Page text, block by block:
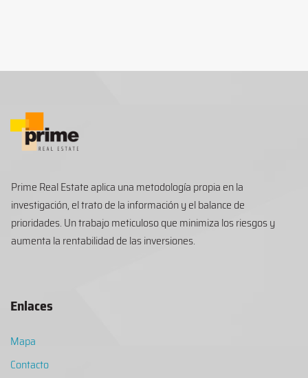
Prime Real Estate aplica una metodología propia en la
investigación, el trato de la información y el balance de
prioridades. Un trabajo meticuloso que minimiza los riesgos y
aumenta la rentabilidad de las inversiones.
Enlaces
Mapa
Contacto